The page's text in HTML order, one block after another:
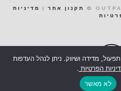
תקנון אתר |
מדיניות
מדידה ושיווק. ניתן לנהל העדפות
הפרטיות .
לא מאשר